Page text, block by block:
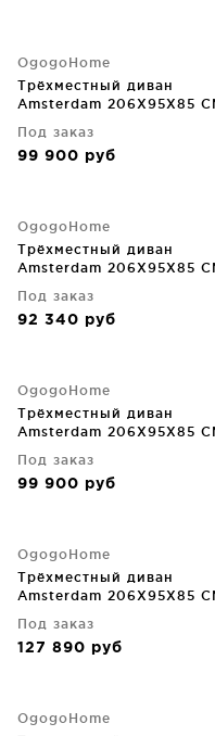
OgogoHome
Трёхместный диван
Amsterdam 206X95X85
Под заказ
99 900 руб
OgogoHome
Трёхместный диван
Amsterdam 206X95X85
Под заказ
92 340 руб
OgogoHome
Трёхместный диван
Amsterdam 206X95X85
Под заказ
99 900 руб
OgogoHome
Трёхместный диван
Amsterdam 206X95X85
Под заказ
127 890 руб
OgogoHome